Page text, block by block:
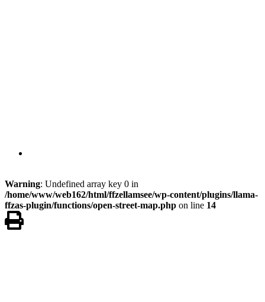
Warning: Undefined array key 0 in
/home/www/web162/html/ffzellamsee/wp-content/plugins/llama-
ffzas-plugin/functions/open-street-map.php on line 14